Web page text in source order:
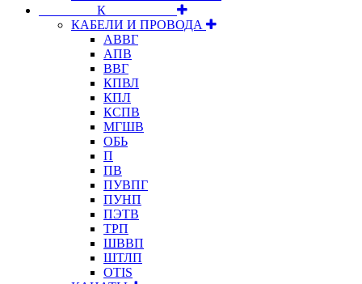
⠀⠀⠀⠀⠀⠀К⠀⠀⠀⠀⠀⠀⠀
КАБЕЛИ И ПРОВОДА
АВВГ
АПВ
ВВГ
КПВЛ
КПЛ
КСПВ
МГШВ
ОБЬ
П
ПВ
ПУВПГ
ПУНП
ПЭТВ
ТРП
ШВВП
ШТЛП
OTIS